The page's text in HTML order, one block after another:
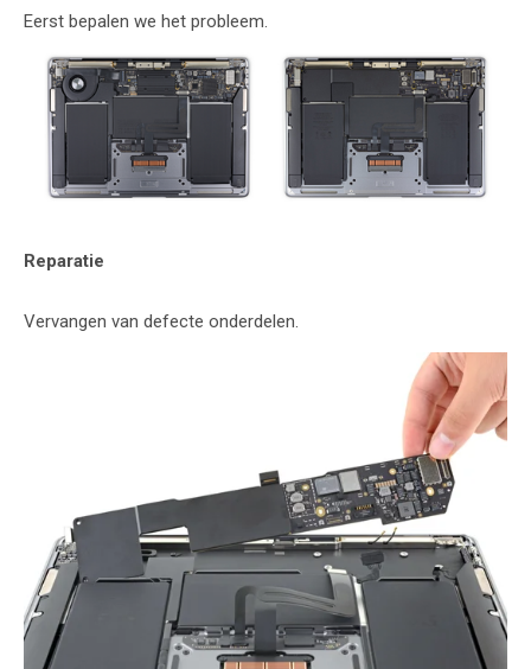
Eerst bepalen we het probleem.
Reparatie
Vervangen van defecte onderdelen.